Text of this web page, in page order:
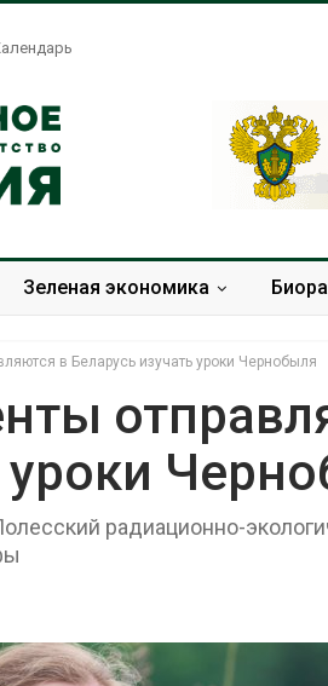
Зеленая экономика
в Беларусь изучать уроки Чернобыля
уроки
радиационно-
Названы ведущие
экологические НКО
года
Авг 7, 2026
регионов столкнулись с
экстремальными